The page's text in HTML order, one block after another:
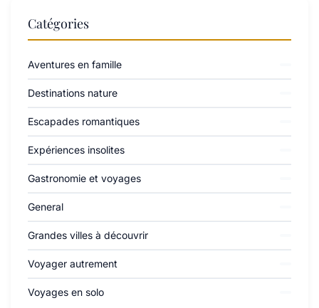
Catégories
Aventures en famille
Destinations nature
Escapades romantiques
Expériences insolites
Gastronomie et voyages
General
Grandes villes à découvrir
Voyager autrement
Voyages en solo